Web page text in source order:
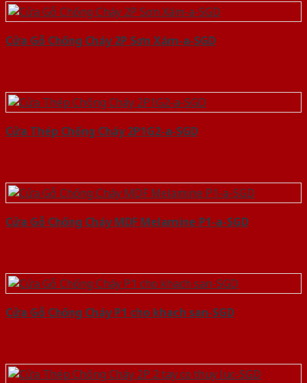
Cửa Gỗ Chống Cháy 2P Sơn Xám-a-SGD
Cửa Thép Chống Cháy 2P1G2-a-SGD
Cửa Gỗ Chống Cháy MDF Melamine P1-a-SGD
Cửa Gỗ Chống Cháy P1 cho khach san-SGD